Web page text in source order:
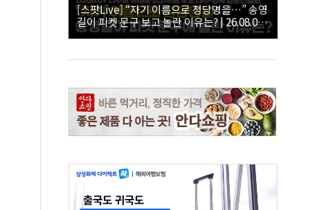
[스팟Live] “자기 이름으로 정당명을…” 송영
길이 피켓 문구 보고 놀란 이유는? | 26.08.09
더불어민주당 당대표·최고위원 후보 대구·경